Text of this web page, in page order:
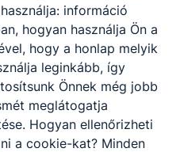
Letöltés
témahét
információ
hogyan használja Ön a
hogy a honlap melyik
leginkább, így
Önnek még jobb
meglátogatja
Hogyan ellenőrizheti
a cookie-kat? Minden